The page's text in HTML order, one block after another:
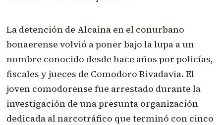
La detención de Alcaina en el conurbano
bonaerense volvió a poner bajo la lupa a un
nombre conocido desde hace años por policías,
fiscales y jueces de Comodoro Rivadavia. El
joven comodorense fue arrestado durante la
investigación de una presunta organización
dedicada al narcotráfico que terminó con cinco